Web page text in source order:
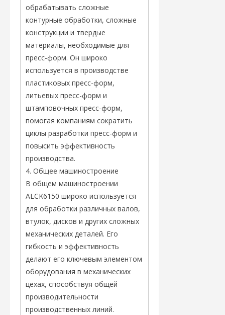
обрабатывать сложные
контурные обработки, сложные
конструкции и твердые
материалы, необходимые для
пресс-форм. Он широко
используется в производстве
пластиковых пресс-форм,
литьевых пресс-форм и
штамповочных пресс-форм,
помогая компаниям сократить
циклы разработки пресс-форм и
повысить эффективность
производства.
4. Общее машиностроение
В общем машиностроении
ALCK6150 широко используется
для обработки различных валов,
втулок, дисков и других сложных
механических деталей. Его
гибкость и эффективность
делают его ключевым элементом
оборудования в механических
цехах, способствуя общей
производительности
производственных линий.